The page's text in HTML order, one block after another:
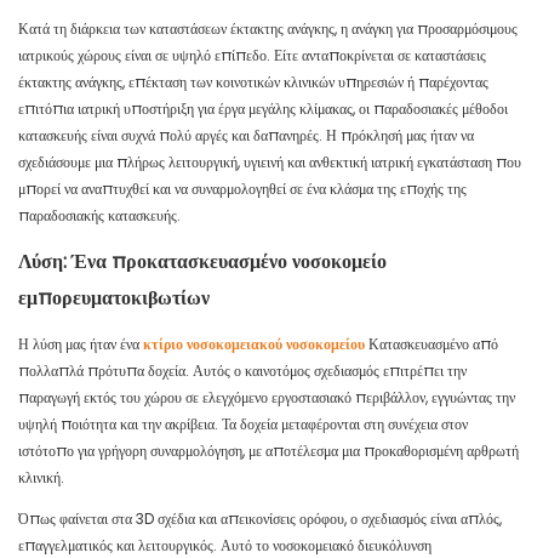
Κατά τη διάρκεια των καταστάσεων έκτακτης ανάγκης, η ανάγκη για προσαρμόσιμους
ιατρικούς χώρους είναι σε υψηλό επίπεδο. Είτε ανταποκρίνεται σε καταστάσεις
έκτακτης ανάγκης, επέκταση των κοινοτικών κλινικών υπηρεσιών ή παρέχοντας
επιτόπια ιατρική υποστήριξη για έργα μεγάλης κλίμακας, οι παραδοσιακές μέθοδοι
κατασκευής είναι συχνά πολύ αργές και δαπανηρές. Η πρόκλησή μας ήταν να
σχεδιάσουμε μια πλήρως λειτουργική, υγιεινή και ανθεκτική ιατρική εγκατάσταση που
μπορεί να αναπτυχθεί και να συναρμολογηθεί σε ένα κλάσμα της εποχής της
παραδοσιακής κατασκευής.
Λύση: Ένα προκατασκευασμένο νοσοκομείο
εμπορευματοκιβωτίων
Η λύση μας ήταν ένακτίριο νοσοκομειακού νοσοκομείουΚατασκευασμένο από
πολλαπλά πρότυπα δοχεία. Αυτός ο καινοτόμος σχεδιασμός επιτρέπει την
παραγωγή εκτός του χώρου σε ελεγχόμενο εργοστασιακό περιβάλλον, εγγυώντας την
υψηλή ποιότητα και την ακρίβεια. Τα δοχεία μεταφέρονται στη συνέχεια στον
ιστότοπο για γρήγορη συναρμολόγηση, με αποτέλεσμα μια προκαθορισμένη αρθρωτή
κλινική.
Όπως φαίνεται στα 3D σχέδια και απεικονίσεις ορόφου, ο σχεδιασμός είναι απλός,
επαγγελματικός και λειτουργικός. Αυτό το νοσοκομειακό διευκόλυνση